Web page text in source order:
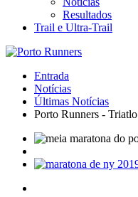
Resultados
Trail e Ultra-Trail
Entrada
Notícias
Últimas Notícias
Porto Runners - Triatlo